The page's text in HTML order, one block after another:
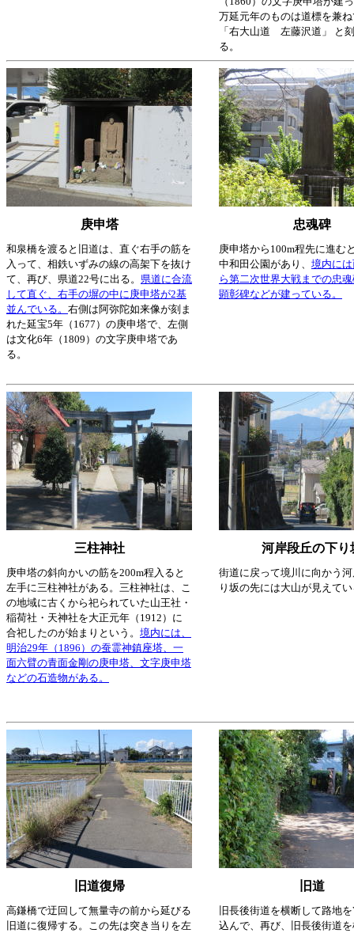
万延元年のものは道標を兼
「右大山道 左藤沢道」 と
る。
庚申塔 忠魂碑
和泉橋を渡ると旧道は、直ぐ右手の筋を
入って、相鉄いずみの線の高架下を抜け
て、再び、県道22号に出る。 県道に合流
して直ぐ、右手の塀の中に庚申塔が2基
並んでいる。 右側は阿弥陀如来像が刻ま
れた延宝5年（1677）の庚申塔で、左側
は文化6年（1809）の文字庚申塔であ
る。
庚申塔から100m程先に進む
中和田公園があり、 境内に
ら第二次世界大戦までの忠
顕彰碑などが建っている。
三柱神社 河岸段丘の下り
庚申塔の斜向かいの筋を200m程入ると
左手に三柱神社がある。三柱神社は、こ
の地域に古くから祀られていた山王社・
稲荷社・天神社を大正元年（1912）に
合祀したのが始まりという。 境内には、
明治29年（1896）の蚕霊神鎮座塔、一
面六臂の青面金剛の庚申塔、文字庚申塔
などの石造物がある。
街道に戻って境川に向かう
り坂の先には大山が見えて
旧道復帰 旧道
高鎌橋で迂回して無量寺の前から延びる
旧道に復帰する。この先は突き当りを左
旧長後街道を横断して路地
込んで、再び、旧長後街道